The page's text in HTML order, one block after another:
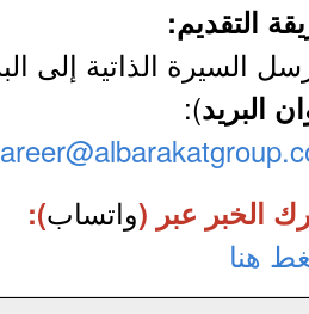
التقديم:
السيرة الذاتية إلى
البريد):
الخبر عبر (واتساب):
هنا